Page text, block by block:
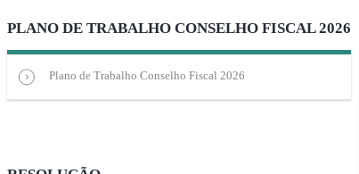
PLANO DE TRABALHO CONSELHO FISCAL 2026
Plano de Trabalho Conselho Fiscal 2026